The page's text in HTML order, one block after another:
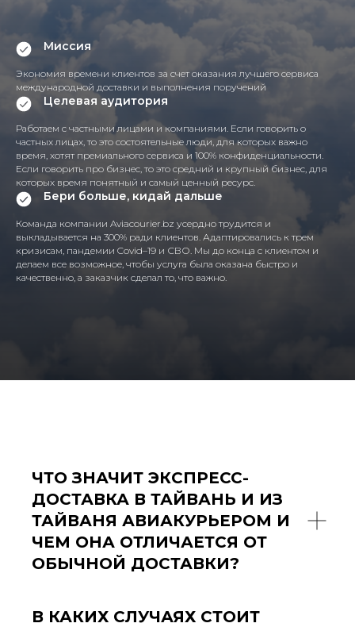
Миссия
Экономия времени клиентов за счет оказания лучшего сервиса
международной доставки и выполнения поручений
Целевая аудитория
Работаем с частными лицами и компаниями. Если говорить о
частных лицах, то это состоятельные люди, для которых важно
время, хотят премиального сервиса и 100% конфиденциальности.
Если говорить про бизнес, то это средний и крупный бизнес, для
которых время понятный и самый ценный ресурс.
Бери больше, кидай дальше
Команда компании Aviacourier.bz усердно трудится и
выкладывается на 300% ради клиентов. Адаптировались к трем
кризисам, пандемии Covid–19 и СВО. Мы до конца с клиентом и
делаем все возможное, чтобы услуга была оказана быстро и
качественно, а заказчик сделал то, что важно.
ЧТО ЗНАЧИТ ЭКСПРЕСС-
ДОСТАВКА В ТАЙВАНЬ И ИЗ
ТАЙВАНЯ АВИАКУРЬЕРОМ И
ЧЕМ ОНА ОТЛИЧАЕТСЯ ОТ
ОБЫЧНОЙ ДОСТАВКИ?
В КАКИХ СЛУЧАЯХ СТОИТ